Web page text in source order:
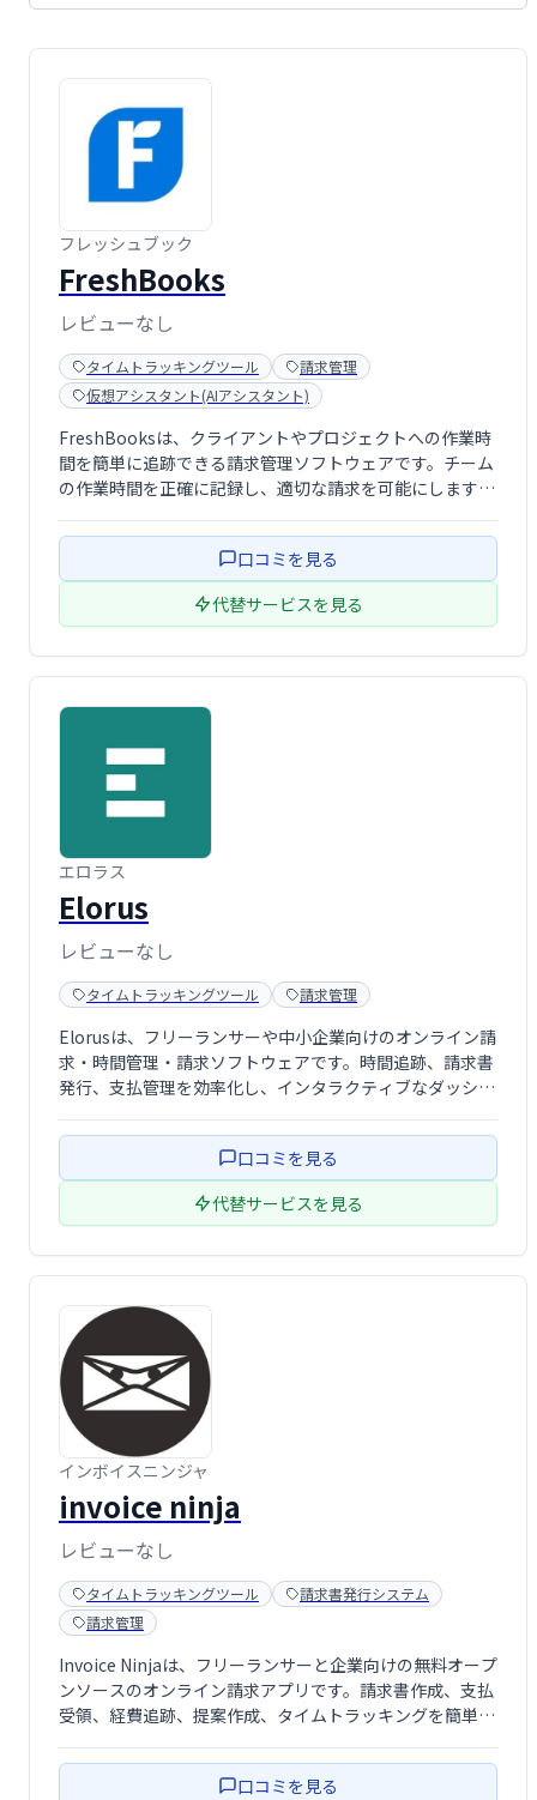
フレッシュブック
FreshBooks
レビューなし
タイムトラッキングツール
請求管理
仮想アシスタント(AIアシスタント)
FreshBooksは、クライアントやプロジェクトへの作業時
間を簡単に追跡できる請求管理ソフトウェアです。チーム
の作業時間を正確に記録し、適切な請求を可能にします。
要です。正確な請求と業務効率化を実現し、事業の成長を
口コミを見る
代替サービスを見る
エロラス
Elorus
レビューなし
タイムトラッキングツール 請求管理
Elorusは、フリーランサーや中小企業向けのオンライン請
求・時間管理・請求ソフトウェアです。時間追跡、請求書
発行、支払管理を効率化し、インタラクティブなダッシュ
2014年以来、多くのユーザーの業務効率化に貢献してい
ます。眠れない夜を減らし、時間を節 …
口コミを見る
代替サービスを見る
インボイスニンジャ
invoice ninja
レビューなし
タイムトラッキングツール
請求書発行システム
請求管理
Invoice Ninjaは、フリーランサーと企業向けの無料オープ
ンソースのオンライン請求アプリです。請求書作成、支払
受領、経費追跡、提案作成、タイムトラッキングを簡単に
で、業務効率化を支援します。
口コミを見る